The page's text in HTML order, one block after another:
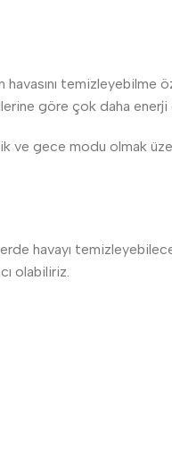
temizleyebilme
göre çok daha
ve gece modu olmak
havayı
olabiliriz.